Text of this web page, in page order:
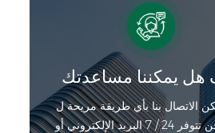
هل يمكننا مساعدتك
الاتصال بنا بأي طريقة مريحة ل
أنت. نحن تتوفر 24 / 7 البريد الإلكتروني أو